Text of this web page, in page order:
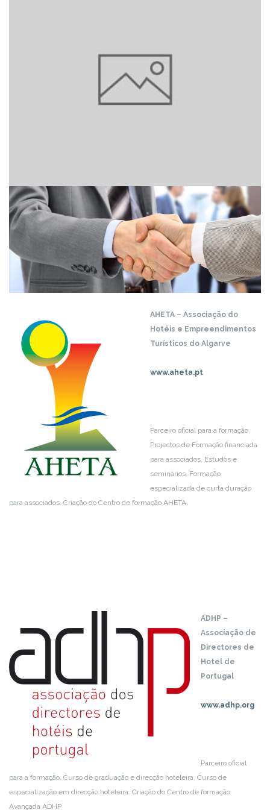
AHETA – Associação do
Hotéis e Empreendimentos
Turísticos do Algarve
www.aheta.pt
Parceiro oficial para a formação.
Projectos de Formação financiada
para associados. Estudos e
seminários. Formação
especializada de curta duração
para associados. Criação do Centro de formação AHETA.
ADHP –
Associação de
Directores de
Hotel de
Portugal
www.adhp.org
Parceiro oficial
para a formação. Curso de graduação e direcção hoteleira. Curso de
especialização em direcção hoteleira. Criação do Centro de formação
Avançada ADHP